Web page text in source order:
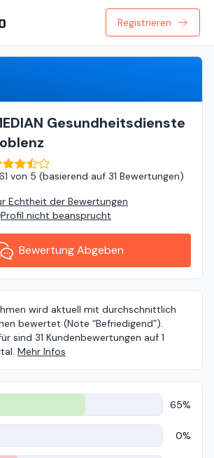
Registrieren
Gesundheitsdienste
von 5 (basierend auf 31 Bewertungen)
Echtheit der Bewertungen
Profil nicht beansprucht
Bewertung Abgeben
wird aktuell mit durchschnittlich
bewertet (Note “Befriedigend”).
sind 31 Kundenbewertungen auf 1
Mehr Infos
65%
0%